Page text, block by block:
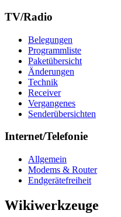
TV/Radio
Belegungen
Programmliste
Paketübersicht
Änderungen
Technik
Receiver
Vergangenes
Senderübersichten
Internet/Telefonie
Allgemein
Modems & Router
Endgerätefreiheit
Wikiwerkzeuge